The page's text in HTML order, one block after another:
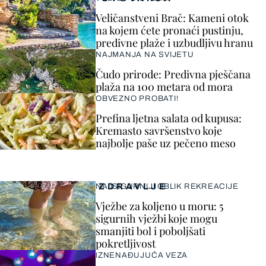
ZDRAVLJE
NAJSIGURNIJI OBLIK REKREACIJE
Vježbe za koljeno u moru: 5
sigurnih vježbi koje mogu
smanjiti bol i poboljšati
pokretljivost
IZNENAĐUJUĆA VEZA
Veličanstveni Brač: Kameni otok
na kojem ćete pronaći pustinju,
predivne plaže i uzbudljivu hranu
NAJMANJA NA SVIJETU
Čudo prirode: Predivna pješčana
plaža na 100 metara od mora
OBVEZNO PROBATI!
Prefina ljetna salata od kupusa:
Kremasto savršenstvo koje
najbolje paše uz pečeno meso